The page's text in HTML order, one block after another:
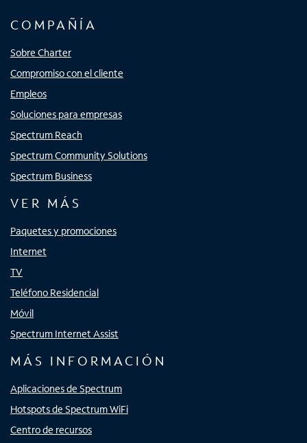
COMPAÑÍA
Sobre Charter
Compromiso con el cliente
Empleos
Soluciones para empresas
Spectrum Reach
Spectrum Community Solutions
Spectrum Business
VER MÁS
Paquetes y promociones
Internet
TV
Teléfono Residencial
Móvil
Spectrum Internet Assist
MÁS INFORMACIÓN
Aplicaciones de Spectrum
Hotspots de Spectrum WiFi
Centro de recursos